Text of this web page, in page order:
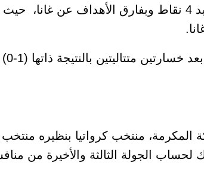
أما
تمام الـ12 بتوقيت مكة المكرمة، منتخب كرواتيا
لحساب الجولة الثالثة والأخيرة من